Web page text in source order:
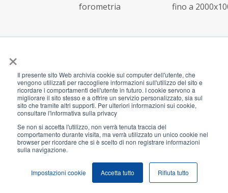
×
Il presente sito Web archivia cookie sul computer dell'utente, che
vengono utilizzati per raccogliere informazioni sull'utilizzo del sito e
ricordare i comportamenti dell'utente in futuro. I cookie servono a
migliorare il sito stesso e a offrire un servizio personalizzato, sia sul
sito che tramite altri supporti. Per ulteriori informazioni sui cookie,
consultare l'informativa sulla privacy
Se non si accetta l'utilizzo, non verrà tenuta traccia del
comportamento durante visita, ma verrà utilizzato un unico cookie nel
browser per ricordare che si è scelto di non registrare informazioni
sulla navigazione.
Impostazioni cookie Accetta tutto Rifiuta tutto
forometria
fino a
Cavi in tubi
combustibili
Solaio rigido
Non a filo
forometria
Codice soluzione:
Classe di
isolamento -
fino a 32 mm
Cavi in tubi
combustibili
Codice soluzione:
Classe di